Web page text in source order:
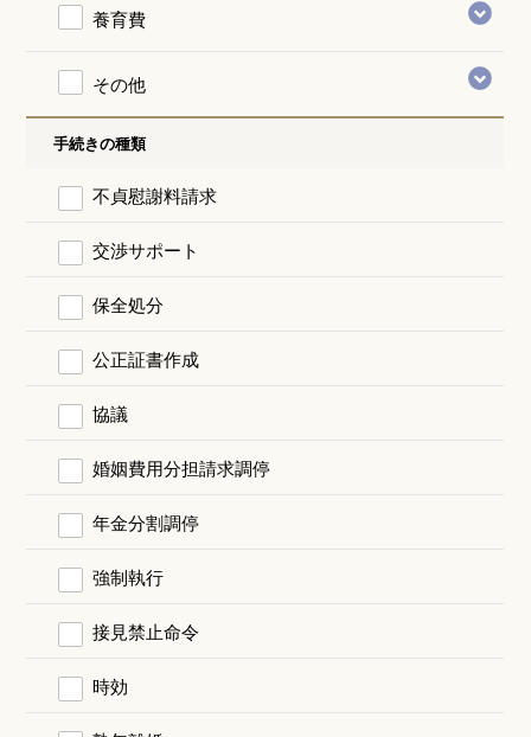
養育費
その他
手続きの種類
不貞慰謝料請求
交渉サポート
保全処分
公正証書作成
協議
婚姻費用分担請求調停
年金分割調停
強制執行
接見禁止命令
時効